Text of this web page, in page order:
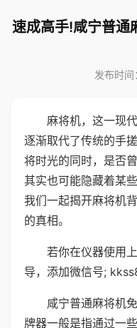
速成高手!咸宁普通
发布时
麻将机，这一现
逐渐取代了传统的手
将时光的同时，是否
其实也可能隐藏着某
我们一起揭开麻将机
的真相。
若你在仪器使用
导，添加微信号;
咸宁普通麻将机
牌器一般是指通过一